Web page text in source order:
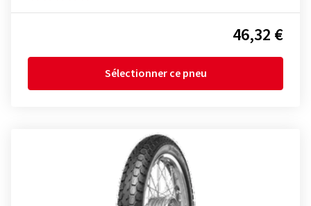
46,32 €
Sélectionner ce pneu